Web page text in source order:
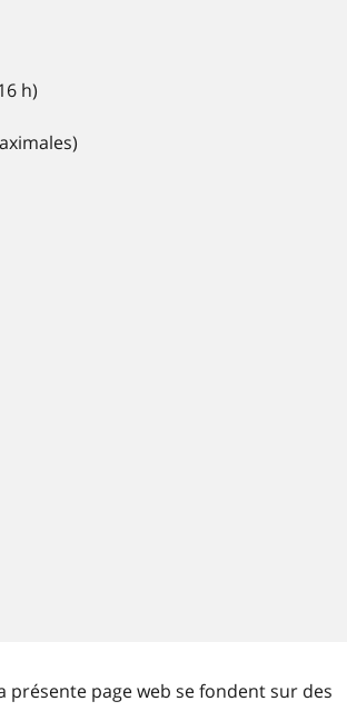
h)
présente page web se fondent sur des